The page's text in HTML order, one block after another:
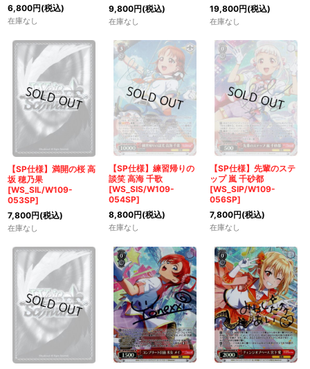
6,800円(税込)
在庫なし
9,800円(税込)
在庫なし
19,800円(税込)
在庫なし
【SP仕様】満開の桜 高
坂 穂乃果
[WS_SIL/W109-
053SP]
7,800円(税込)
在庫なし
【SP仕様】練習帰りの
談笑 高海 千歌
[WS_SIS/W109-
054SP]
8,800円(税込)
在庫なし
【SP仕様】先輩のステ
ップ 嵐 千砂都
[WS_SIP/W109-
056SP]
7,800円(税込)
在庫なし